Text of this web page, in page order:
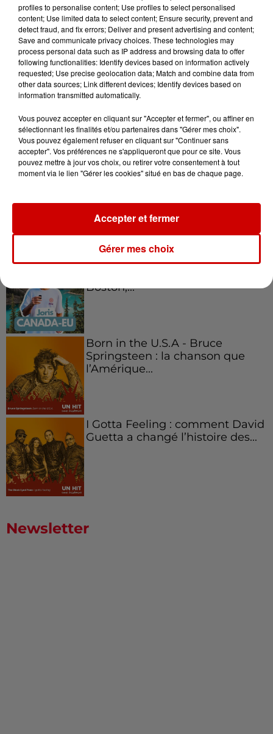
Destination Vacances : inscrivez-
vous !
Podcasts Voir plus
Kelly Massol, figure
l'entrepreneuriat féminin
Aménager un school bus au
Boston,...
Born in the U.S.A - Bruce
Springsteen : la chanson que
l’Amérique...
I Gotta Feeling : comment David
Guetta a changé l’histoire des...
Newsletter
profiles to personalise content; Use profiles to select personalised
content; Use limited data to select content; Ensure security, prevent and
detect fraud, and fix errors; Deliver and present advertising and content;
Save and communicate privacy choices. These technologies may
process personal data such as IP address and browsing data to offer
following functionalities: Identify devices based on information actively
requested; Use precise geolocation data; Match and combine data from
other data sources; Link different devices; Identify devices based on
information transmitted automatically.
Vous pouvez accepter en cliquant sur "Accepter et fermer", ou affiner en
sélectionnant les finalités et/ou partenaires dans "Gérer mes choix".
Vous pouvez également refuser en cliquant sur "Continuer sans
accepter". Vos préférences ne s'appliqueront que pour ce site. Vous
pouvez mettre à jour vos choix, ou retirer votre consentement à tout
moment via le lien "Gérer les cookies" situé en bas de chaque page.
Gérer mes choix
Accepter et fermer